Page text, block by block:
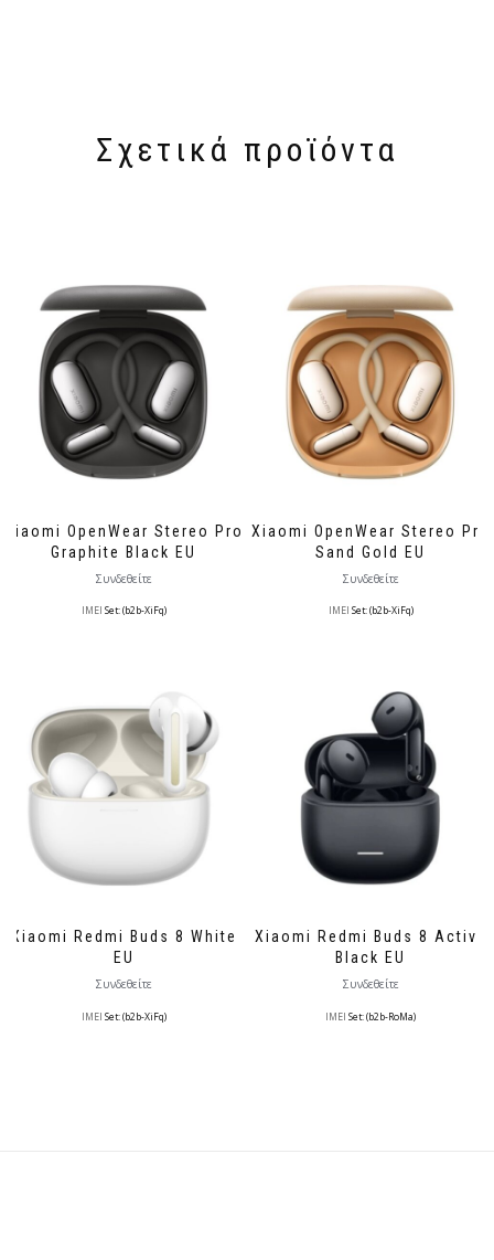
Σχετικά προϊόντα
Xiaomi OpenWear Stereo Pro
Graphite Black EU
Συνδεθείτε
IMEI Set: (b2b-XiFq)
Xiaomi OpenWear Stereo Pro
Sand Gold EU
Συνδεθείτε
IMEI Set: (b2b-XiFq)
Xiaomi Redmi Buds 8 White
EU
Συνδεθείτε
IMEI Set: (b2b-XiFq)
Xiaomi Redmi Buds 8 Active
Black EU
Συνδεθείτε
IMEI Set: (b2b-RoMa)